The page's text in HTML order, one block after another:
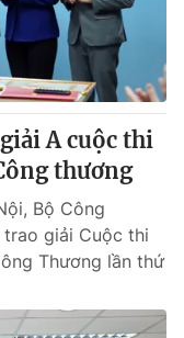
932
A cuộc thi
thương
Bộ Công
giải Cuộc thi
Thương lần thứ